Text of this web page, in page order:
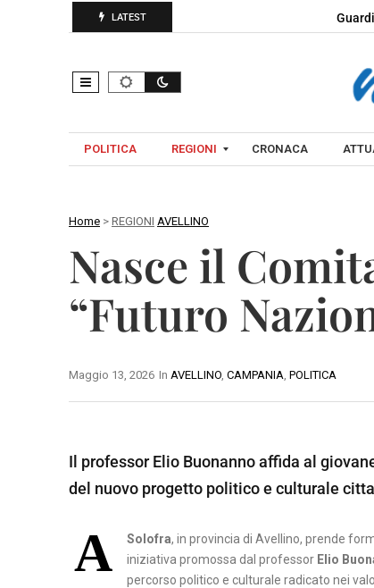
LATEST
POLITICA REGIONI
C
M
A
A
V
E
L
I
N
B
E
E
V
E
I
I
C
M
A
E
R
A
CRONACA
Home > REGIONI AVELLINO
Nasce il
“Futuro
In AVELLINO CAMPANIA POLITICA
Maggio 13, 2026
Il professor Elio Buonanno affida al
del nuovo progetto politico e culturale
A Solofra, in provincia di Avellino, prende
iniziativa promossa dal professor Elio
percorso politico e culturale radicato nei